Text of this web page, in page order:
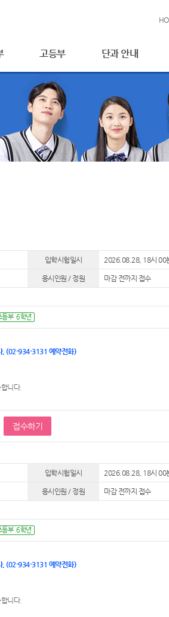
고등부 단과 안내
입학시험일시 2026.08.28, 18시 00
응시인원 / 정원 마감 전까지 접수
등부 6학년
. (02-934-3131 예약전화)
니다.
접수하기
입학시험일시 2026.08.28, 18시 00
응시인원 / 정원 마감 전까지 접수
등부 6학년
. (02-934-3131 예약전화)
니다.